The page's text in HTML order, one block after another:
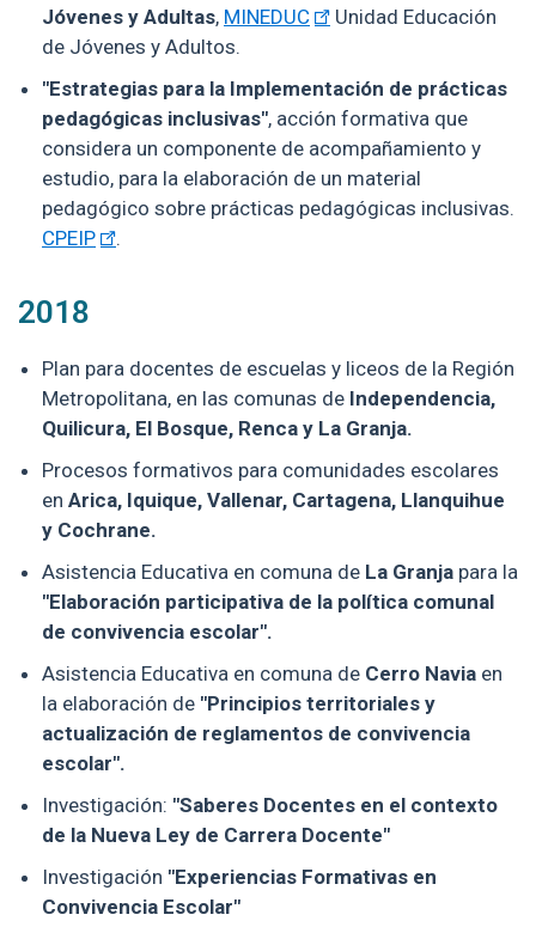
Jóvenes y Adultas, MINEDUC
Unidad Educación
de Jóvenes y Adultos.
"Estrategias para la Implementación de prácticas
pedagógicas inclusivas", acción formativa que
considera un componente de acompañamiento y
estudio, para la elaboración de un material
pedagógico sobre prácticas pedagógicas inclusivas.
CPEIP
.
2018
Plan para docentes de escuelas y liceos de la Región
Metropolitana, en las comunas de Independencia,
Quilicura, El Bosque, Renca y La Granja.
Procesos formativos para comunidades escolares
en Arica, Iquique, Vallenar, Cartagena, Llanquihue
y Cochrane.
Asistencia Educativa en comuna de La Granja para la
"Elaboración participativa de la política comunal
de convivencia escolar".
Asistencia Educativa en comuna de Cerro Navia en
la elaboración de "Principios territoriales y
actualización de reglamentos de convivencia
escolar".
Investigación: "Saberes Docentes en el contexto
de la Nueva Ley de Carrera Docente"
Investigación "Experiencias Formativas en
Convivencia Escolar"